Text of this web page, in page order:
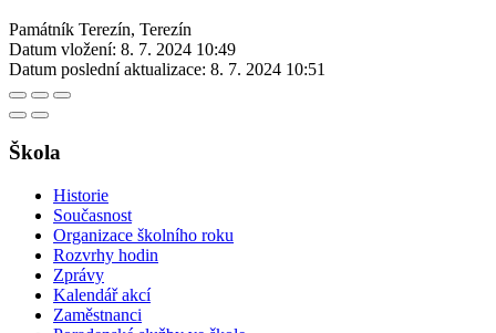
Památník Terezín, Terezín
Datum vložení: 8. 7. 2024 10:49
Datum poslední aktualizace: 8. 7. 2024 10:51
Škola
Historie
Současnost
Organizace školního roku
Rozvrhy hodin
Zprávy
Kalendář akcí
Zaměstnanci